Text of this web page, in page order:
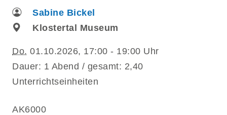
Sabine Bickel
Klostertal Museum
Do. 01.10.2026, 17:00 - 19:00 Uhr
Dauer: 1 Abend / gesamt: 2,40
Unterrichtseinheiten
AK6000